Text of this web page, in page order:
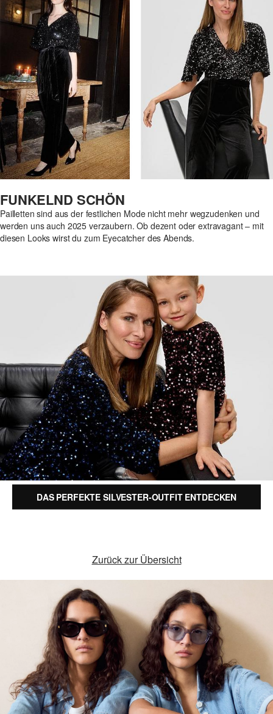
FUNKELND SCHÖN
Pailletten sind aus der festlichen Mode nicht mehr wegzudenken und
werden uns auch 2025 verzaubern. Ob dezent oder extravagant – mit
diesen Looks wirst du zum Eyecatcher des Abends.
DAS PERFEKTE SILVESTER-OUTFIT ENTDECKEN
Zurück zur Übersicht